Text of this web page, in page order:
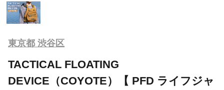
東京都 渋谷区
TACTICAL FLOATING
DEVICE（COYOTE）【 PFD ライフジャ